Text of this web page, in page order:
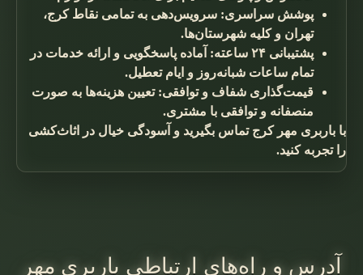
پوشش سراسری: سرویس‌دهی به تمامی نقاط کرج،
تهران و کلیه شهرستان‌ها.
پشتیبانی ۲۴ ساعته: آماده پاسخگویی و ارائه خدمات در
تمام ساعات شبانه‌روز و ایام تعطیل.
قیمت‌گذاری شفاف و توافقی: تعیین هزینه‌ها به صورت
منصفانه و توافقی با مشتری.
با باربری مهر کرج تماس بگیرید و آسودگی خیال در اثاث‌کشی
را تجربه کنید.
آدرس و راه‌های ارتباطی باربری مهر